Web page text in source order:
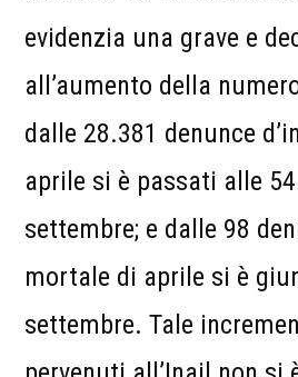
evidenzia una grave e
all’aumento della
dalle 28.381 denunce
aprile si è passati alle
settembre; e dalle 98
mortale di aprile si è
settembre. Tale